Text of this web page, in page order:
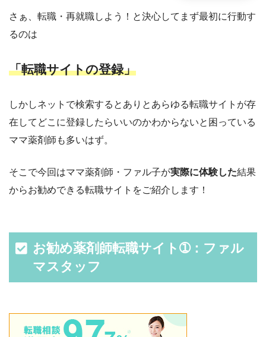
さぁ、転職・再就職しよう！と決心してまず最初に行動す
るのは
「転職サイトの登録」
しかしネットで検索するとありとあらゆる転職サイトが存
在してどこに登録したらいいのかわからないと困っている
ママ薬剤師も多いはず。
そこで今回はママ薬剤師・ファル子が実際に体験した結果
からお勧めできる転職サイトをご紹介します！
お勧め薬剤師転職サイト➀：ファル
マスタッフ